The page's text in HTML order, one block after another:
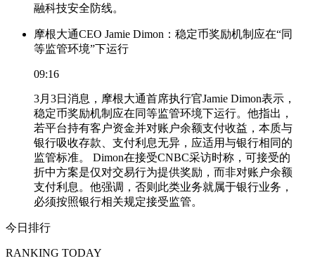
融科技安全防线。
摩根大通CEO Jamie Dimon：稳定币奖励机制应在“同
等监管环境”下运行
09:16
3月3日消息，摩根大通首席执行官Jamie Dimon表示，
稳定币奖励机制应在同等监管环境下运行。他指出，
若平台持有客户资金并对账户余额支付收益，本质与
银行吸收存款、支付利息无异，应适用与银行相同的
监管标准。 Dimon在接受CNBC采访时称，可接受的
折中方案是仅对交易行为提供奖励，而非对账户余额
支付利息。他强调，否则此类业务就属于银行业务，
必须按照银行相关规定接受监管。
今日排行
RANKING TODAY